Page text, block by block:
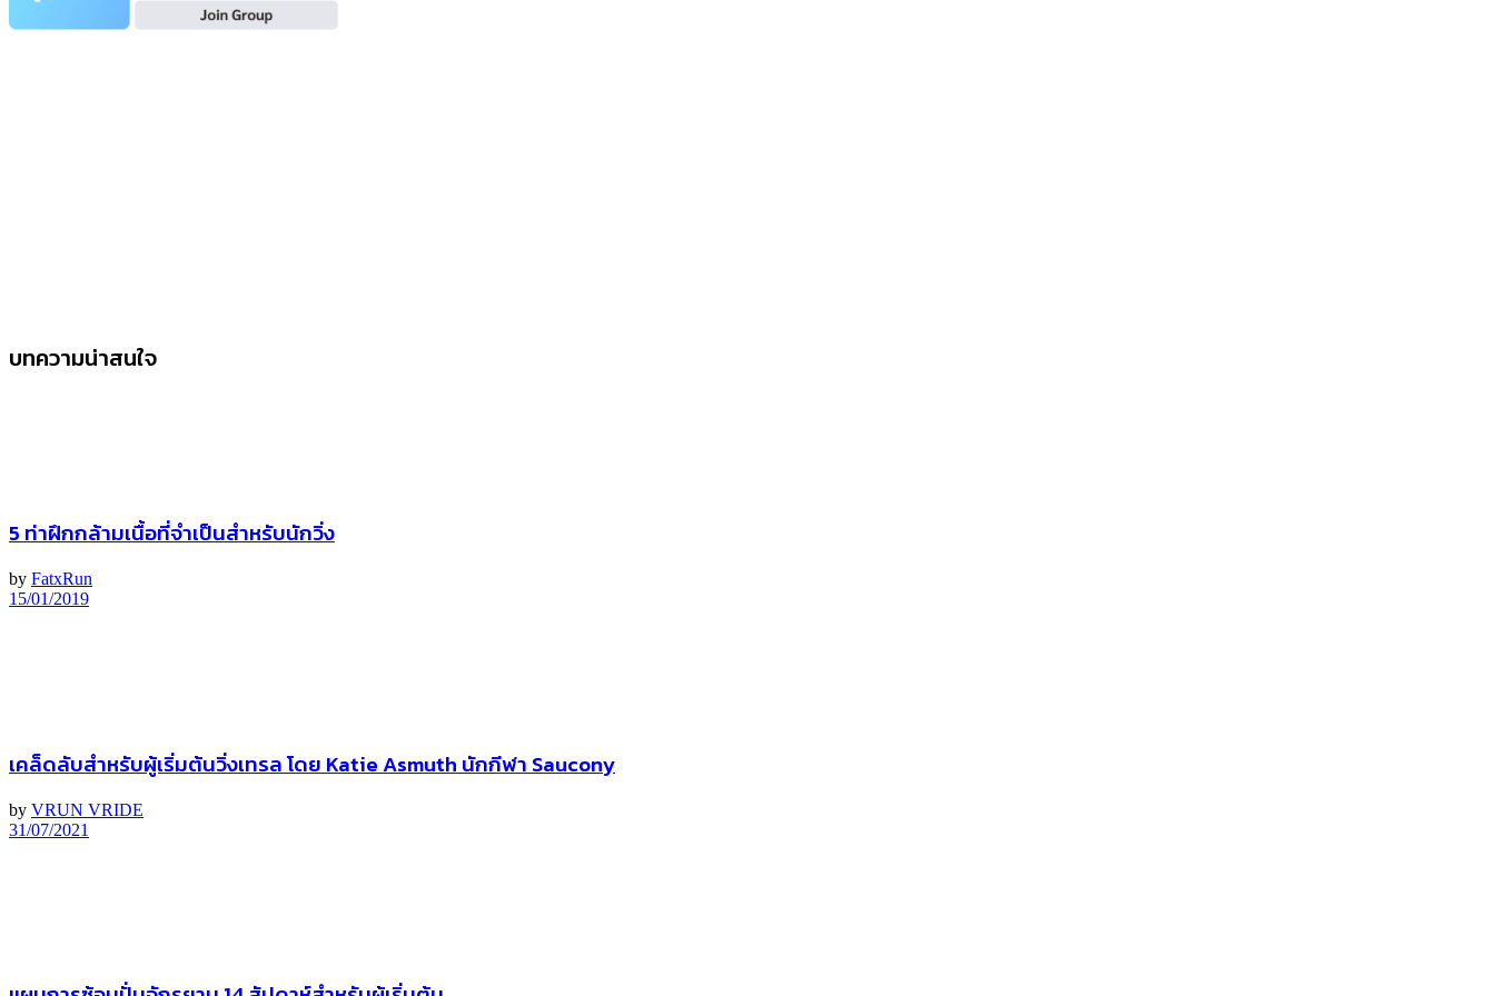
บทความน่าสนใจ
5 ท่าฝึกกล้ามเนื้อที่จำเป็นสำหรับนักวิ่ง
by FatxRun
15/01/2019
เคล็ดลับสําหรับผู้เริ่มต้นวิ่งเทรล โดย Katie Asmuth นักกีฬา Saucony
by VRUN VRIDE
31/07/2021